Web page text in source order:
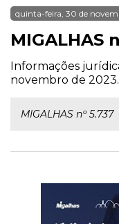
quinta-feira, 30 de
MIGALHAS
Informações
novembro de 2023.
MIGALHAS nº 5.737